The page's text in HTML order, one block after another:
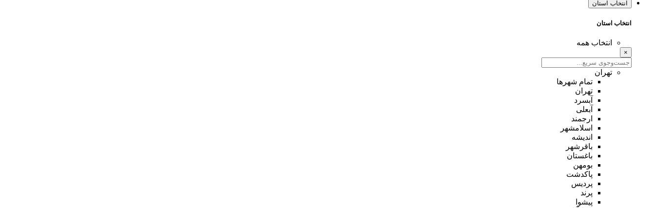
انتخاب استان
انتخاب استان
انتخاب همه
×
تهران
تمام شهر‌ها
تهران
آبسرد
آبعلی
ارجمند
اسلامشهر
اندیشه
باقرشهر
باغستان
بومهن
پاکدشت
پردیس
پرند
پیشوا